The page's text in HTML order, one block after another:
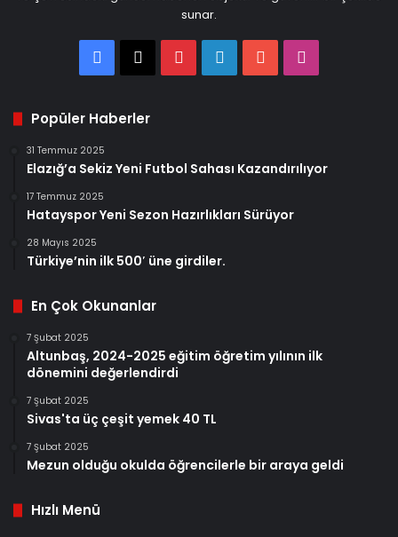
sunar.
Facebook
X PinterestLinkedInYouTube
Popüler Haberler
31 Temmuz 2025
Elazığ’a Sekiz Yeni Futbol Sahası Kazandırılıyor
17 Temmuz 2025
Hatayspor Yeni Sezon Hazırlıkları Sürüyor
28 Mayıs 2025
Türkiye’nin ilk 500′ üne girdiler.
En Çok Okunanlar
7 Şubat 2025
Altunbaş, 2024-2025 eğitim öğretim yılının ilk
dönemini değerlendirdi
7 Şubat 2025
Sivas'ta üç çeşit yemek 40 TL
7 Şubat 2025
Mezun olduğu okulda öğrencilerle bir araya geldi
Hızlı Menü